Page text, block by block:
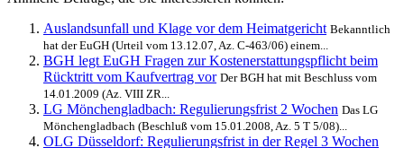
Auslandsunfall und Klage vor dem Heimatgericht Bekanntlich
hat der EuGH (Urteil vom 13.12.07, Az. C-463/06) einem...
BGH legt EuGH Fragen zur Kostenerstattungspflicht beim
Rücktritt vom Kaufvertrag vor Der BGH hat mit Beschluss vom
14.01.2009 (Az. VIII ZR...
LG Mönchengladbach: Regulierungsfrist 2 Wochen Das LG
Mönchengladbach (Beschluß vom 15.01.2008, Az. 5 T 5/08)...
OLG Düsseldorf: Regulierungsfrist in der Regel 3 Wochen